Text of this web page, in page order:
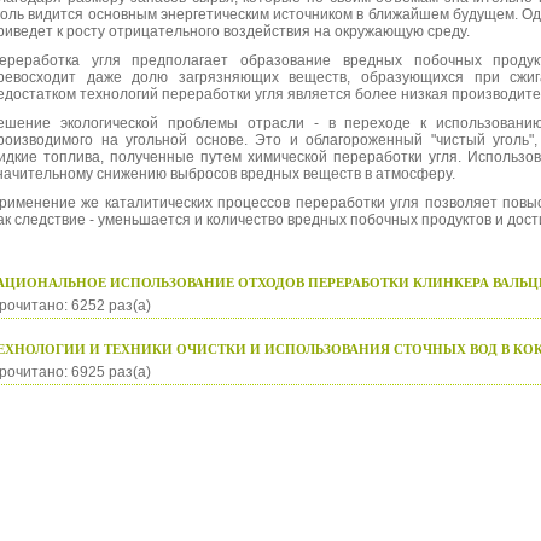
видится основным энергетическим источником в ближайшем будущем.
к росту отрицательного воздействия на окружающую среду.
угля предполагает образование вредных побочных
даже долю загрязняющих веществ, образующихся при
технологий переработки угля является более низкая
экологической проблемы отрасли - в переходе к
на угольной основе. Это и облагороженный "чистый
топлива, полученные путем химической переработки угля.
снижению выбросов вредных веществ в атмосферу.
же каталитических процессов переработки угля позволяет
следствие - уменьшается и количество вредных побочных продуктов и
ИСПОЛЬЗОВАНИЕ ОТХОДОВ ПЕРЕРАБОТКИ КЛИНКЕРА
6252 раз(а)
И ТЕХНИКИ ОЧИСТКИ И ИСПОЛЬЗОВАНИЯ СТОЧНЫХ ВОД В
6925 раз(а)